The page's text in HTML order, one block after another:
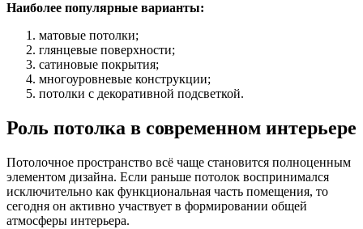
Наиболее популярные варианты:
матовые потолки;
глянцевые поверхности;
сатиновые покрытия;
многоуровневые конструкции;
потолки с декоративной подсветкой.
Роль потолка в современном интерьере
Потолочное пространство всё чаще становится полноценным
элементом дизайна. Если раньше потолок воспринимался
исключительно как функциональная часть помещения, то
сегодня он активно участвует в формировании общей
атмосферы интерьера.